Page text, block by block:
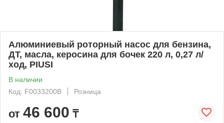
Алюминиевый роторный насос для бензина,
ДТ, масла, керосина для бочек 220 л, 0,27 л/
ход, PIUSI
В наличии
Код: F0033200B
Розница
от 46 600 ₸